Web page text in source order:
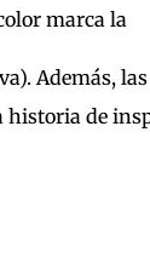
marca la
Además,
historia de